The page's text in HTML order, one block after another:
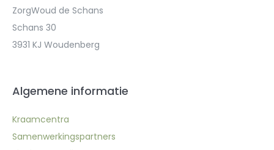
ZorgWoud de Schans
Schans 30
3931 KJ Woudenberg
Algemene informatie
Kraamcentra
Samenwerkingspartners